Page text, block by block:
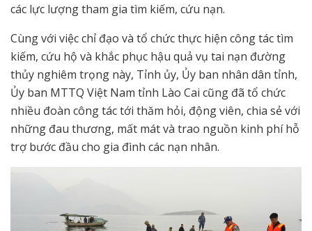
các lực lượng tham gia tìm kiếm, cứu nạn.
Cùng với việc chỉ đạo và tổ chức thực hiện công tác tìm
kiếm, cứu hộ và khắc phục hậu quả vụ tai nạn đường
thủy nghiêm trọng này, Tỉnh ủy, Ủy ban nhân dân tỉnh,
Ủy ban MTTQ Việt Nam tỉnh Lào Cai cũng đã tổ chức
nhiều đoàn công tác tới thăm hỏi, động viên, chia sẻ với
những đau thương, mất mát và trao nguồn kinh phí hỗ
trợ bước đầu cho gia đình các nạn nhân.